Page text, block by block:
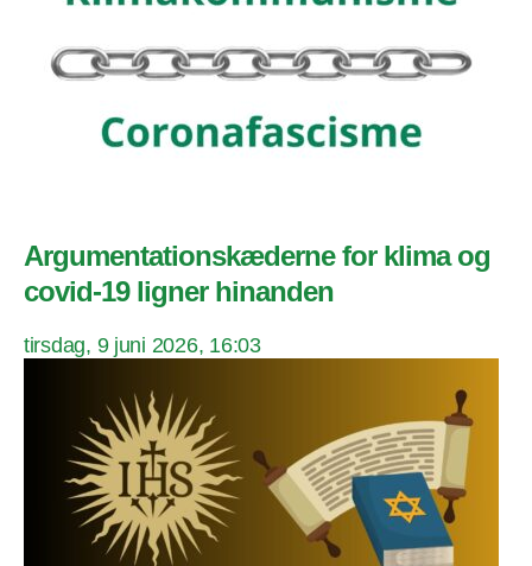
Argumentationskæderne for klima og
covid-19 ligner hinanden
tirsdag, 9 juni 2026, 16:03